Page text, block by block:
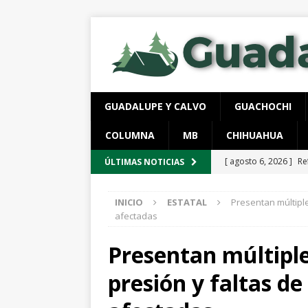
GUADALUPE Y CALVO GUACHOCHI
COLUMNA MB CHIHUAHUA
ÚLTIMAS NOTICIAS [ agosto 6, 2026 ]
[ agosto 6, 2026 ]
[ agosto 6, 2026 ]
vigentes
ESTATAL
INICIO ESTATAL
Presentan
afectadas
Presentan
presión y faltas